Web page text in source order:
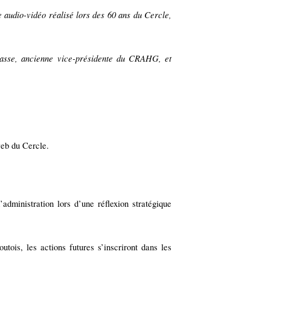
vidéo réalisé lors des 60 ans du Cercle,
ancienne vice-présidente du CRAHG, et
du Cercle.
lors d’une réflexion stratégique
les actions futures s’inscriront dans les